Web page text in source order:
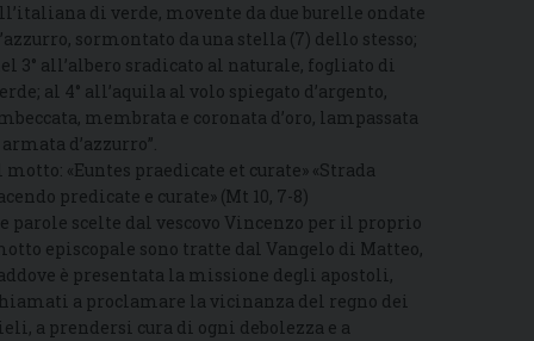
di verde, movente da due burelle ondate
sormontato da una stella (7) dello stesso;
3° all’albero sradicato al naturale, fogliato di
al 4° all’aquila al volo spiegato d’argento,
membrata e coronata d’oro, lampassata
armata d’azzurro”.
motto: «Euntes praedicate et curate» «Strada
predicate e curate» (Mt 10, 7-8)
parole scelte dal vescovo Vincenzo per il proprio
episcopale sono tratte dal Vangelo di Matteo,
è presentata la missione degli apostoli,
a proclamare la vicinanza del regno dei
a prendersi cura di ogni debolezza e a